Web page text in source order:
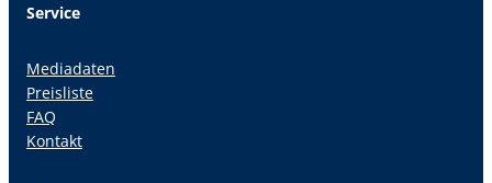
Service
Mediadaten
Preisliste
FAQ
Kontakt